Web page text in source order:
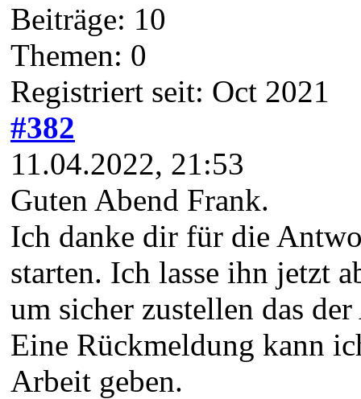
Beiträge: 10
Themen: 0
Registriert seit: Oct 2021
#382
11.04.2022, 21:53
Guten Abend Frank.
Ich danke dir für die
starten. Ich lasse ihn jetzt
um sicher zustellen das
Eine Rückmeldung kann
Arbeit geben.